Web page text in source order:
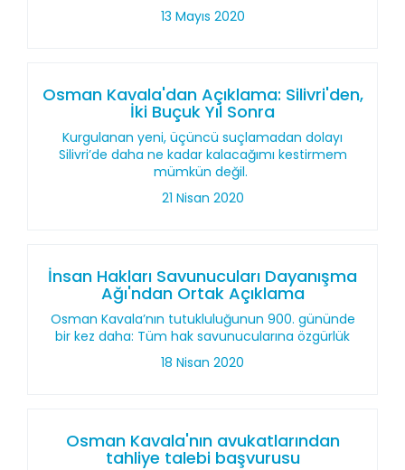
13 Mayıs 2020
Osman Kavala'dan Açıklama: Silivri'den,
İki Buçuk Yıl Sonra
Kurgulanan yeni, üçüncü suçlamadan dolayı
Silivri’de daha ne kadar kalacağımı kestirmem
mümkün değil.
21 Nisan 2020
İnsan Hakları Savunucuları Dayanışma
Ağı'ndan Ortak Açıklama
Osman Kavala’nın tutukluluğunun 900. gününde
bir kez daha: Tüm hak savunucularına özgürlük
18 Nisan 2020
Osman Kavala'nın avukatlarından
tahliye talebi başvurusu